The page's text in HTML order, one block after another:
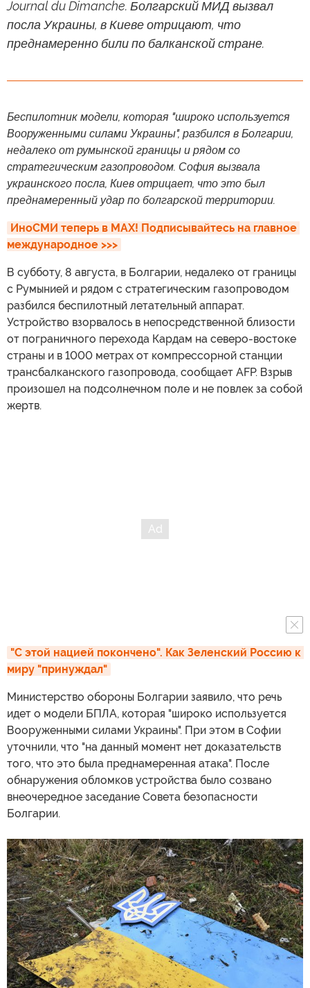
Journal du Dimanche. Болгарский МИД вызвал
посла Украины, в Киеве отрицают, что
преднамеренно били по балканской стране.
Беспилотник модели, которая "широко используется
Вооруженными силами Украины", разбился в Болгарии,
недалеко от румынской границы и рядом со
стратегическим газопроводом. София вызвала
украинского посла, Киев отрицает, что это был
преднамеренный удар по болгарской территории.
ИноСМИ теперь в MAX! Подписывайтесь на главное
международное >>>
В субботу, 8 августа, в Болгарии, недалеко от границы
с Румынией и рядом с стратегическим газопроводом
разбился беспилотный летательный аппарат.
Устройство взорвалось в непосредственной близости
от пограничного перехода Кардам на северо-востоке
страны и в 1000 метрах от компрессорной станции
трансбалканского газопровода, сообщает AFP. Взрыв
произошел на подсолнечном поле и не повлек за собой
жертв.
"С этой нацией покончено". Как Зеленский Россию к
миру "принуждал"
Министерство обороны Болгарии заявило, что речь
идет о модели БПЛА, которая "широко используется
Вооруженными силами Украины". При этом в Софии
уточнили, что "на данный момент нет доказательств
того, что это была преднамеренная атака". После
обнаружения обломков устройства было созвано
внеочередное заседание Совета безопасности
Болгарии.